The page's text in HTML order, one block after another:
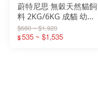
蔚特尼思 無穀天然貓飼
料 2KG/6KG 成貓 幼母
貓
$680 ~ $1,920
$535 ~ $1,535